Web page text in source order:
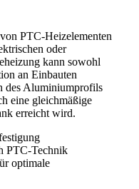
PTC-Heizelementen
oder
kann sowohl
an Einbauten
des Aluminiumprofils
eine gleichmäßige
erreicht wird.
PTC-Technik
optimale